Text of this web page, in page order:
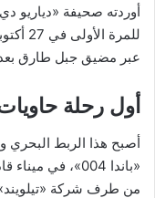
أوردته صحيفة «دياريو
عبر مضيق جبل طارق بعد 11 عامًا من
أول رحلة
أصبح هذا الربط البحري
من طرف شركة